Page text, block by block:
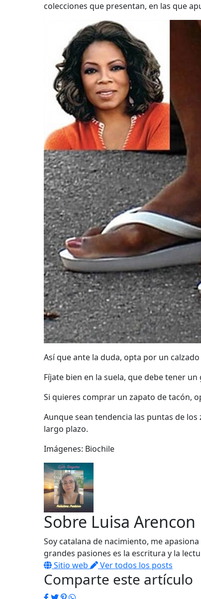
colecciones que presentan, en las que
Así que ante la duda, opta por un
Fíjate bien en la suela, que debe tener
Si quieres comprar un zapato de tacón,
Aunque sean tendencia las puntas de
largo plazo.
Imágenes: Biochile
Sobre Luisa Arencon
Soy catalana de nacimiento, me
grandes pasiones es la escritura y la
Sitio web
Ver todos los posts
Comparte este artículo